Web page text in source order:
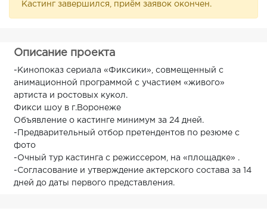
Кастинг завершился, приём заявок окончен.
Описание проекта
-Кинопоказ сериала «Фиксики», совмещенный с
анимационной программой с участием «живого»
артиста и ростовых кукол.
Фикси шоу в г.Воронеже
Объявление о кастинге минимум за 24 дней.
-Предварительный отбор претендентов по резюме с
фото
-Очный тур кастинга с режиссером, на «площадке» .
-Согласование и утверждение актерского состава за 14
дней до даты первого представления.